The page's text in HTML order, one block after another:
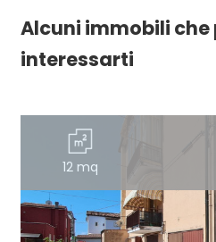
Alcuni immobili
interessarti
12 mq